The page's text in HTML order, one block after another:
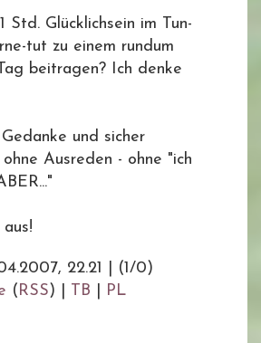
Std. Glücklichsein im Tun-
tut zu einem rundum
beitragen? Ich denke
und sicher
Ausreden - ohne "ich
22.21
(1/0)
(RSS) | TB PL